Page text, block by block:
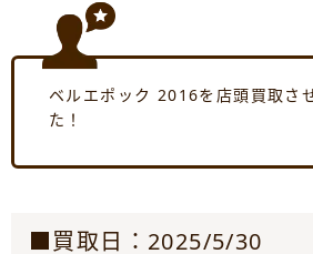
ベルエポック 2016を店頭買取さ
た！
■買取日：2025/5/30